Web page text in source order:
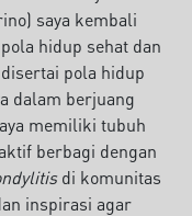
saya kembali
hidup sehat dan
pola hidup
dalam berjuang
memiliki tubuh
berbagi dengan
di komunitas
inspirasi agar